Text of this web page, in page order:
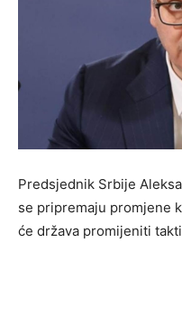
Predsjednik Srbije
se pripremaju promjene
će država promijeniti